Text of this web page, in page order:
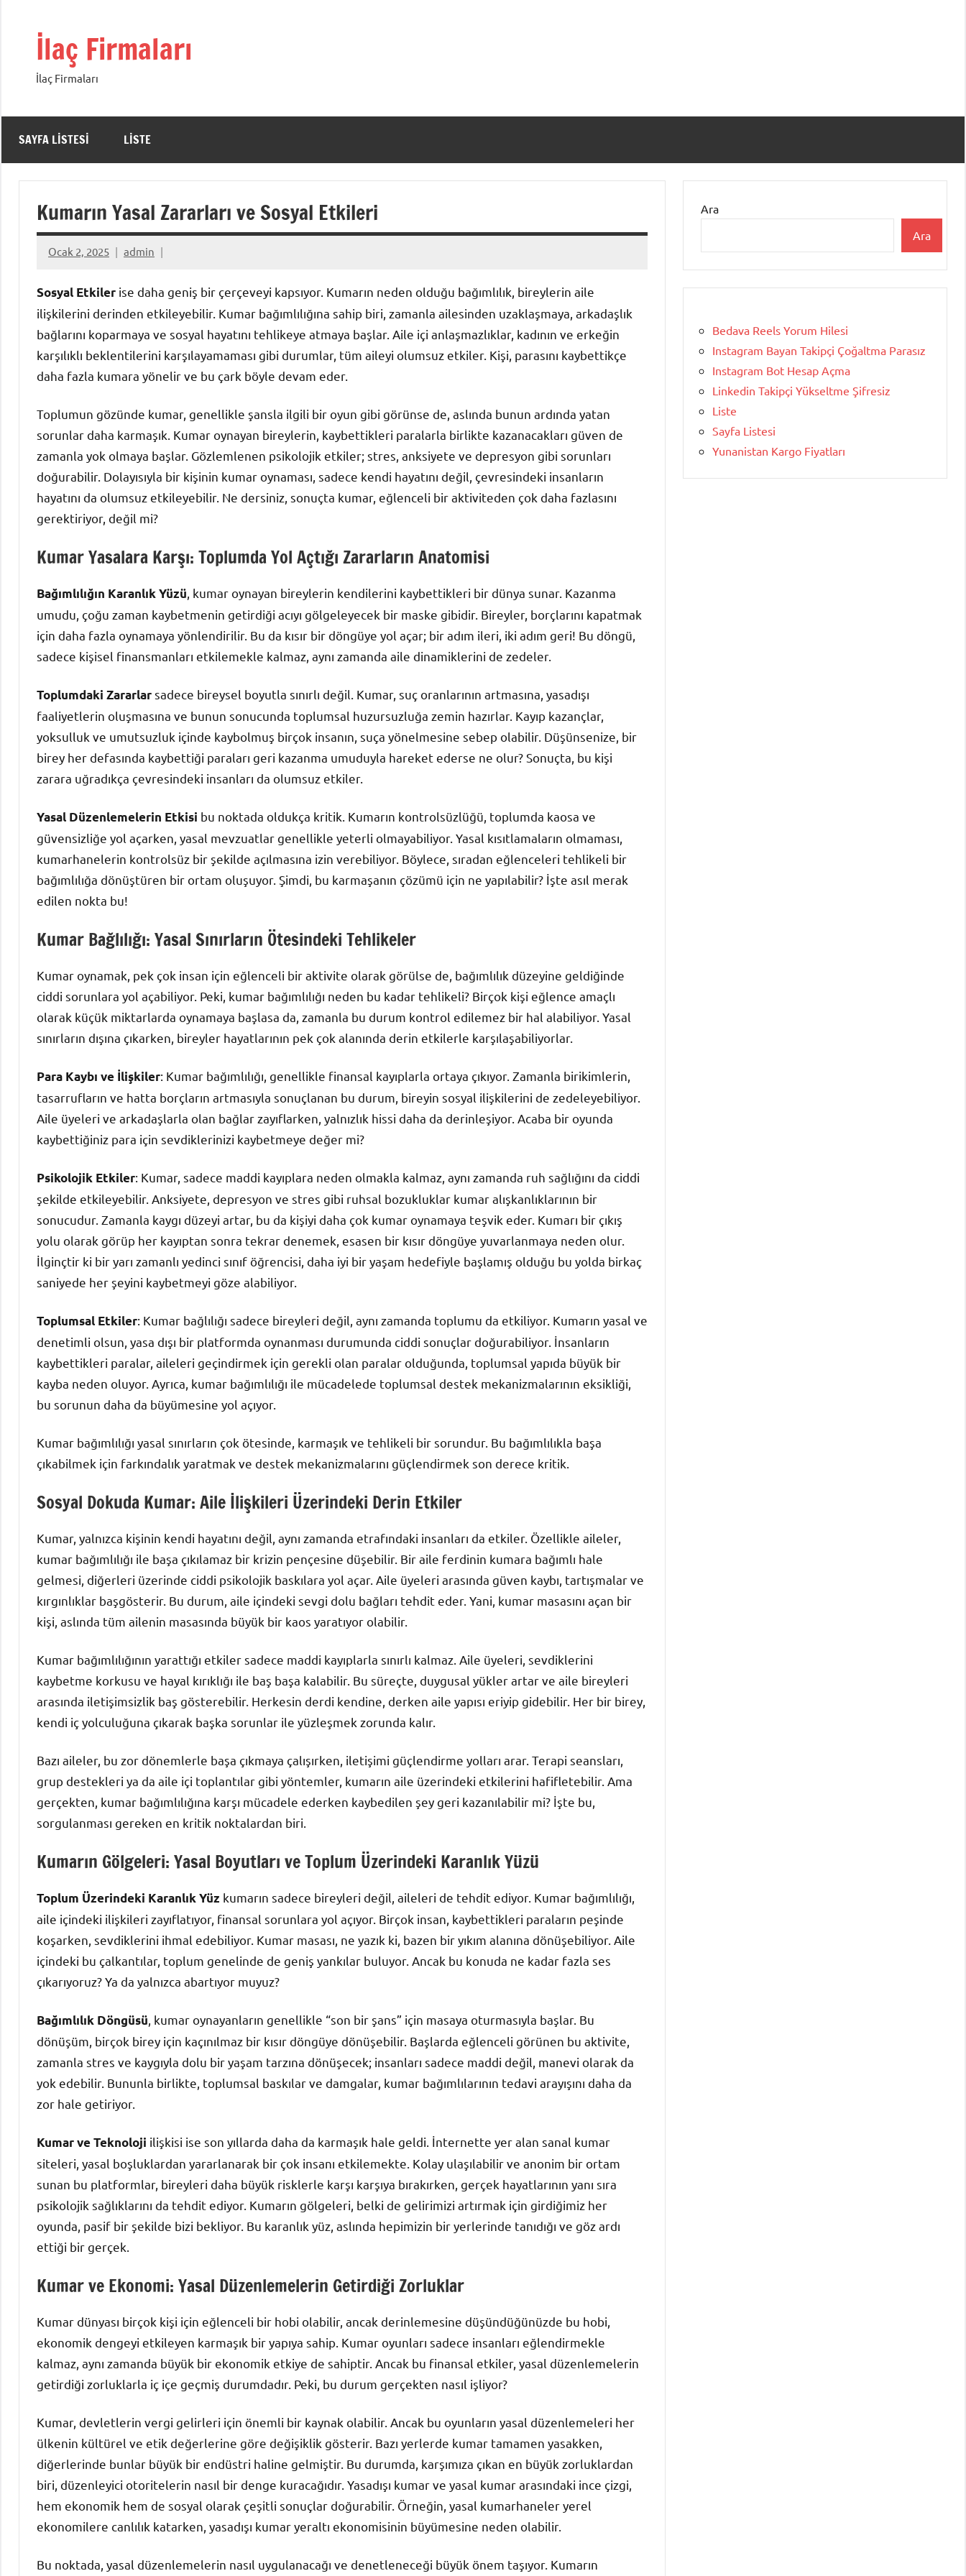
İlaç Firmaları
İlaç Firmaları
SAYFA LISTESI LISTE
Kumarın Yasal Zararları ve Sosyal Etkileri
Ocak 2, 2025 admin
Sosyal Etkiler ise daha geniş bir çerçeveyi kapsıyor. Kumarın neden olduğu bağımlılık, bireylerin aile
ilişkilerini derinden etkileyebilir. Kumar bağımlılığına sahip biri, zamanla ailesinden uzaklaşmaya, arkadaşlık
bağlarını koparmaya ve sosyal hayatını tehlikeye atmaya başlar. Aile içi anlaşmazlıklar, kadının ve erkeğin
karşılıklı beklentilerini karşılayamaması gibi durumlar, tüm aileyi olumsuz etkiler. Kişi, parasını kaybettikçe
daha fazla kumara yönelir ve bu çark böyle devam eder.
Toplumun gözünde kumar, genellikle şansla ilgili bir oyun gibi görünse de, aslında bunun ardında yatan
sorunlar daha karmaşık. Kumar oynayan bireylerin, kaybettikleri paralarla birlikte kazanacakları güven de
zamanla yok olmaya başlar. Gözlemlenen psikolojik etkiler; stres, anksiyete ve depresyon gibi sorunları
doğurabilir. Dolayısıyla bir kişinin kumar oynaması, sadece kendi hayatını değil, çevresindeki insanların
hayatını da olumsuz etkileyebilir. Ne dersiniz, sonuçta kumar, eğlenceli bir aktiviteden çok daha fazlasını
gerektiriyor, değil mi?
Kumar Yasalara Karşı: Toplumda Yol Açtığı Zararların Anatomisi
Bağımlılığın Karanlık Yüzü , kumar oynayan bireylerin kendilerini kaybettikleri bir dünya sunar. Kazanma
umudu, çoğu zaman kaybetmenin getirdiği acıyı gölgeleyecek bir maske gibidir. Bireyler, borçlarını kapatmak
için daha fazla oynamaya yönlendirilir. Bu da kısır bir döngüye yol açar; bir adım ileri, iki adım geri! Bu döngü,
sadece kişisel finansmanları etkilemekle kalmaz, aynı zamanda aile dinamiklerini de zedeler.
Toplumdaki Zararlarsadece bireysel boyutla sınırlı değil. Kumar, suç oranlarının artmasına, yasadışı
faaliyetlerin oluşmasına ve bunun sonucunda toplumsal huzursuzluğa zemin hazırlar. Kayıp kazançlar,
yoksulluk ve umutsuzluk içinde kaybolmuş birçok insanın, suça yönelmesine sebep olabilir. Düşünsenize, bir
birey her defasında kaybettiği paraları geri kazanma umuduyla hareket ederse ne olur? Sonuçta, bu kişi
zarara uğradıkça çevresindeki insanları da olumsuz etkiler.
Yasal Düzenlemelerin Etkisi bu noktada oldukça kritik. Kumarın kontrolsüzlüğü, toplumda kaosa ve
güvensizliğe yol açarken, yasal mevzuatlar genellikle yeterli olmayabiliyor. Yasal kısıtlamaların olmaması,
kumarhanelerin kontrolsüz bir şekilde açılmasına izin verebiliyor. Böylece, sıradan eğlenceleri tehlikeli bir
bağımlılığa dönüştüren bir ortam oluşuyor. Şimdi, bu karmaşanın çözümü için ne yapılabilir? İşte asıl merak
edilen nokta bu!
Kumar Bağlılığı: Yasal Sınırların Ötesindeki Tehlikeler
Kumar oynamak, pek çok insan için eğlenceli bir aktivite olarak görülse de, bağımlılık düzeyine geldiğinde
ciddi sorunlara yol açabiliyor. Peki, kumar bağımlılığı neden bu kadar tehlikeli? Birçok kişi eğlence amaçlı
olarak küçük miktarlarda oynamaya başlasa da, zamanla bu durum kontrol edilemez bir hal alabiliyor. Yasal
sınırların dışına çıkarken, bireyler hayatlarının pek çok alanında derin etkilerle karşılaşabiliyorlar.
Para Kaybı ve İlişkiler: Kumar bağımlılığı, genellikle finansal kayıplarla ortaya çıkıyor. Zamanla birikimlerin,
tasarrufların ve hatta borçların artmasıyla sonuçlanan bu durum, bireyin sosyal ilişkilerini de zedeleyebiliyor.
Aile üyeleri ve arkadaşlarla olan bağlar zayıflarken, yalnızlık hissi daha da derinleşiyor. Acaba bir oyunda
kaybettiğiniz para için sevdiklerinizi kaybetmeye değer mi?
Psikolojik Etkiler: Kumar, sadece maddi kayıplara neden olmakla kalmaz, aynı zamanda ruh sağlığını da ciddi
şekilde etkileyebilir. Anksiyete, depresyon ve stres gibi ruhsal bozukluklar kumar alışkanlıklarının bir
sonucudur. Zamanla kaygı düzeyi artar, bu da kişiyi daha çok kumar oynamaya teşvik eder. Kumarı bir çıkış
yolu olarak görüp her kayıptan sonra tekrar denemek, esasen bir kısır döngüye yuvarlanmaya neden olur.
İlginçtir ki bir yarı zamanlı yedinci sınıf öğrencisi, daha iyi bir yaşam hedefiyle başlamış olduğu bu yolda birkaç
saniyede her şeyini kaybetmeyi göze alabiliyor.
Toplumsal Etkiler: Kumar bağlılığı sadece bireyleri değil, aynı zamanda toplumu da etkiliyor. Kumarın yasal ve
denetimli olsun, yasa dışı bir platformda oynanması durumunda ciddi sonuçlar doğurabiliyor. İnsanların
kaybettikleri paralar, aileleri geçindirmek için gerekli olan paralar olduğunda, toplumsal yapıda büyük bir
kayba neden oluyor. Ayrıca, kumar bağımlılığı ile mücadelede toplumsal destek mekanizmalarının eksikliği,
bu sorunun daha da büyümesine yol açıyor.
Kumar bağımlılığı yasal sınırların çok ötesinde, karmaşık ve tehlikeli bir sorundur. Bu bağımlılıkla başa
çıkabilmek için farkındalık yaratmak ve destek mekanizmalarını güçlendirmek son derece kritik.
Sosyal Dokuda Kumar: Aile İlişkileri Üzerindeki Derin Etkiler
Kumar, yalnızca kişinin kendi hayatını değil, aynı zamanda etrafındaki insanları da etkiler. Özellikle aileler,
kumar bağımlılığı ile başa çıkılamaz bir krizin pençesine düşebilir. Bir aile ferdinin kumara bağımlı hale
gelmesi, diğerleri üzerinde ciddi psikolojik baskılara yol açar. Aile üyeleri arasında güven kaybı, tartışmalar ve
kırgınlıklar başgösterir. Bu durum, aile içindeki sevgi dolu bağları tehdit eder. Yani, kumar masasını açan bir
kişi, aslında tüm ailenin masasında büyük bir kaos yaratıyor olabilir.
Kumar bağımlılığının yarattığı etkiler sadece maddi kayıplarla sınırlı kalmaz. Aile üyeleri, sevdiklerini
kaybetme korkusu ve hayal kırıklığı ile baş başa kalabilir. Bu süreçte, duygusal yükler artar ve aile bireyleri
arasında iletişimsizlik baş gösterebilir. Herkesin derdi kendine, derken aile yapısı eriyip gidebilir. Her bir birey,
kendi iç yolculuğuna çıkarak başka sorunlar ile yüzleşmek zorunda kalır.
Bazı aileler, bu zor dönemlerle başa çıkmaya çalışırken, iletişimi güçlendirme yolları arar. Terapi seansları,
grup destekleri ya da aile içi toplantılar gibi yöntemler, kumarın aile üzerindeki etkilerini hafifletebilir. Ama
gerçekten, kumar bağımlılığına karşı mücadele ederken kaybedilen şey geri kazanılabilir mi? İşte bu,
sorgulanması gereken en kritik noktalardan biri.
Kumarın Gölgeleri: Yasal Boyutları ve Toplum Üzerindeki Karanlık Yüzü
Toplum Üzerindeki Karanlık Yüz kumarın sadece bireyleri değil, aileleri de tehdit ediyor. Kumar bağımlılığı,
aile içindeki ilişkileri zayıflatıyor, finansal sorunlara yol açıyor. Birçok insan, kaybettikleri paraların peşinde
koşarken, sevdiklerini ihmal edebiliyor. Kumar masası, ne yazık ki, bazen bir yıkım alanına dönüşebiliyor. Aile
içindeki bu çalkantılar, toplum genelinde de geniş yankılar buluyor. Ancak bu konuda ne kadar fazla ses
çıkarıyoruz? Ya da yalnızca abartıyor muyuz?
Bağımlılık Döngüsü , kumar oynayanların genellikle “son bir şans” için masaya oturmasıyla başlar. Bu
dönüşüm, birçok birey için kaçınılmaz bir kısır döngüye dönüşebilir. Başlarda eğlenceli görünen bu aktivite,
zamanla stres ve kaygıyla dolu bir yaşam tarzına dönüşecek; insanları sadece maddi değil, manevi olarak da
yok edebilir. Bununla birlikte, toplumsal baskılar ve damgalar, kumar bağımlılarının tedavi arayışını daha da
zor hale getiriyor.
Kumar ve Teknoloji ilişkisi ise son yıllarda daha da karmaşık hale geldi. İnternette yer alan sanal kumar
siteleri, yasal boşluklardan yararlanarak bir çok insanı etkilemekte. Kolay ulaşılabilir ve anonim bir ortam
sunan bu platformlar, bireyleri daha büyük risklerle karşı karşıya bırakırken, gerçek hayatlarının yanı sıra
psikolojik sağlıklarını da tehdit ediyor. Kumarın gölgeleri, belki de gelirimizi artırmak için girdiğimiz her
oyunda, pasif bir şekilde bizi bekliyor. Bu karanlık yüz, aslında hepimizin bir yerlerinde tanıdığı ve göz ardı
ettiği bir gerçek.
Kumar ve Ekonomi: Yasal Düzenlemelerin Getirdiği Zorluklar
Kumar dünyası birçok kişi için eğlenceli bir hobi olabilir, ancak derinlemesine düşündüğünüzde bu hobi,
ekonomik dengeyi etkileyen karmaşık bir yapıya sahip. Kumar oyunları sadece insanları eğlendirmekle
kalmaz, aynı zamanda büyük bir ekonomik etkiye de sahiptir. Ancak bu finansal etkiler, yasal düzenlemelerin
getirdiği zorluklarla iç içe geçmiş durumdadır. Peki, bu durum gerçekten nasıl işliyor?
Kumar, devletlerin vergi gelirleri için önemli bir kaynak olabilir. Ancak bu oyunların yasal düzenlemeleri her
ülkenin kültürel ve etik değerlerine göre değişiklik gösterir. Bazı yerlerde kumar tamamen yasakken,
diğerlerinde bunlar büyük bir endüstri haline gelmiştir. Bu durumda, karşımıza çıkan en büyük zorluklardan
biri, düzenleyici otoritelerin nasıl bir denge kuracağıdır. Yasadışı kumar ve yasal kumar arasındaki ince çizgi,
hem ekonomik hem de sosyal olarak çeşitli sonuçlar doğurabilir. Örneğin, yasal kumarhaneler yerel
ekonomilere canlılık katarken, yasadışı kumar yeraltı ekonomisinin büyümesine neden olabilir.
Bu noktada, yasal düzenlemelerin nasıl uygulanacağı ve denetleneceği büyük önem taşıyor. Kumarın
Ara
Ara
Bedava Reels Yorum Hilesi
Instagram Bayan Takipçi Çoğaltma Parasız
Instagram Bot Hesap Açma
Linkedin Takipçi Yükseltme Şifresiz
Liste
Sayfa Listesi
Yunanistan Kargo Fiyatları